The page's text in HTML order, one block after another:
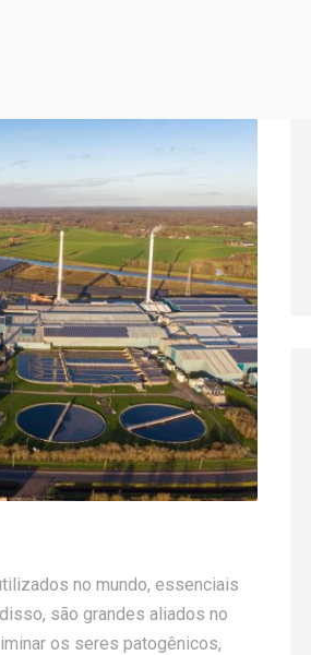
no mundo, essenciais
são grandes aliados no
os seres patogênicos,